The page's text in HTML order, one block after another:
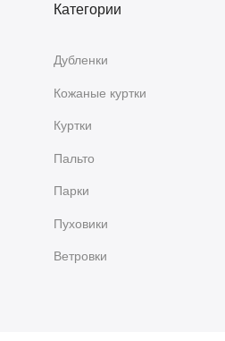
Категории
Дубленки
Кожаные куртки
Куртки
Пальто
Парки
Пуховики
Ветровки